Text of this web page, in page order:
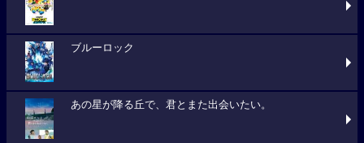
ブルーロック
あの星が降る丘で、君とまた出会いたい。